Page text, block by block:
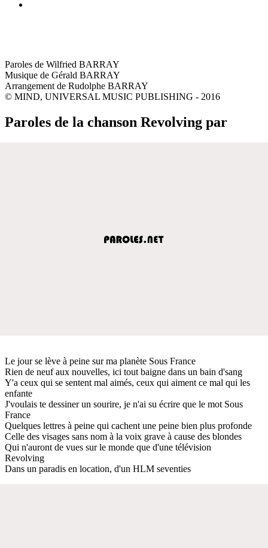
Paroles de Wilfried BARRAY
Musique de Gérald BARRAY
Arrangement de Rudolphe BARRAY
© MIND, UNIVERSAL MUSIC PUBLISHING - 2016
Paroles de la chanson Revolving par
Le jour se lève à peine sur ma planète Sous France
Rien de neuf aux nouvelles, ici tout baigne dans un bain d'sang
Y'a ceux qui se sentent mal aimés, ceux qui aiment ce mal qui les
enfante
J'voulais te dessiner un sourire, je n'ai su écrire que le mot Sous
France
Quelques lettres à peine qui cachent une peine bien plus profonde
Celle des visages sans nom à la voix grave à cause des blondes
Qui n'auront de vues sur le monde que d'une télévision
Revolving
Dans un paradis en location, d'un HLM seventies